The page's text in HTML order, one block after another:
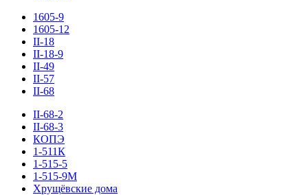
1605-9
1605-12
II-18
II-18-9
II-49
II-57
II-68
II-68-2
II-68-3
КОПЭ
1-511К
1-515-5
1-515-9М
Хрущёвские дома